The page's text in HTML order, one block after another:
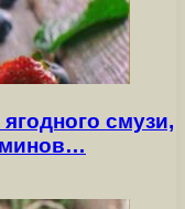
смузи,